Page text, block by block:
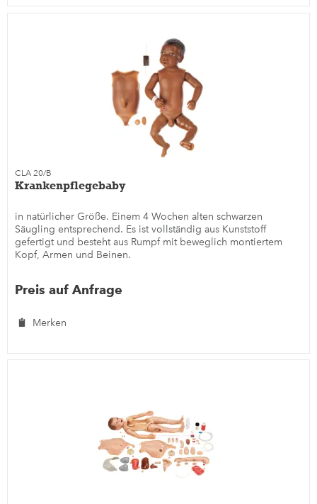
CLA 20/B
Krankenpflegebaby
in natürlicher Größe. Einem 4 Wochen alten schwarzen
Säugling entsprechend. Es ist vollständig aus Kunststoff
gefertigt und besteht aus Rumpf mit beweglich montiertem
Kopf, Armen und Beinen.
Preis auf Anfrage
Merken